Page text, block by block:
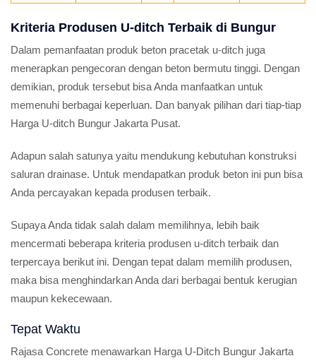
Kriteria Produsen U-ditch Terbaik di Bungur
Dalam pemanfaatan produk beton pracetak u-ditch juga
menerapkan pengecoran dengan beton bermutu tinggi. Dengan
demikian, produk tersebut bisa Anda manfaatkan untuk
memenuhi berbagai keperluan. Dan banyak pilihan dari tiap-tiap
Harga U-ditch Bungur Jakarta Pusat.
Adapun salah satunya yaitu mendukung kebutuhan konstruksi
saluran drainase. Untuk mendapatkan produk beton ini pun bisa
Anda percayakan kepada produsen terbaik.
Supaya Anda tidak salah dalam memilihnya, lebih baik
mencermati beberapa kriteria produsen u-ditch terbaik dan
terpercaya berikut ini. Dengan tepat dalam memilih produsen,
maka bisa menghindarkan Anda dari berbagai bentuk kerugian
maupun kekecewaan.
Tepat Waktu
Rajasa Concrete menawarkan Harga U-Ditch Bungur Jakarta